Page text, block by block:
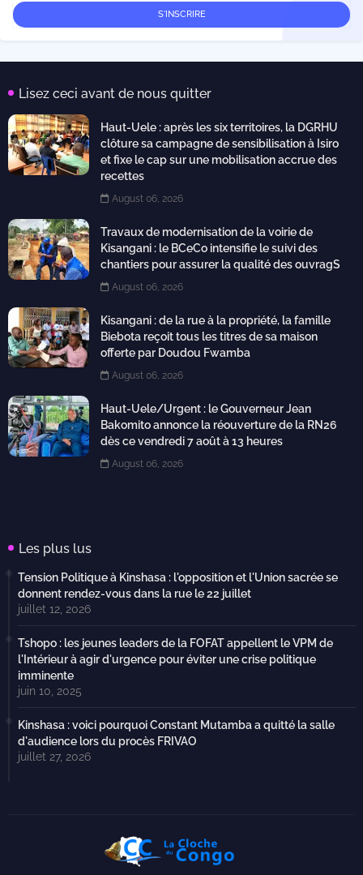
Lisez ceci avant de nous quitter
Haut-Uele : après les six territoires, la DGRHU
clôture sa campagne de sensibilisation à Isiro
et fixe le cap sur une mobilisation accrue des
recettes
August 06, 2026
Travaux de modernisation de la voirie de
Kisangani : le BCeCo intensifie le suivi des
chantiers pour assurer la qualité des ouvragS
August 06, 2026
Kisangani : de la rue à la propriété, la famille
Biebota reçoit tous les titres de sa maison
offerte par Doudou Fwamba
August 06, 2026
Haut-Uele/Urgent : le Gouverneur Jean
Bakomito annonce la réouverture de la RN26
dès ce vendredi 7 août à 13 heures
August 06, 2026
Les plus lus
Tension Politique à Kinshasa : l'opposition et l'Union sacrée se
donnent rendez-vous dans la rue le 22 juillet
juillet 12, 2026
Tshopo : les jeunes leaders de la FOFAT appellent le VPM de
l'Intérieur à agir d'urgence pour éviter une crise politique
imminente
juin 10, 2025
Kinshasa : voici pourquoi Constant Mutamba a quitté la salle
d'audience lors du procès FRIVAO
juillet 27, 2026